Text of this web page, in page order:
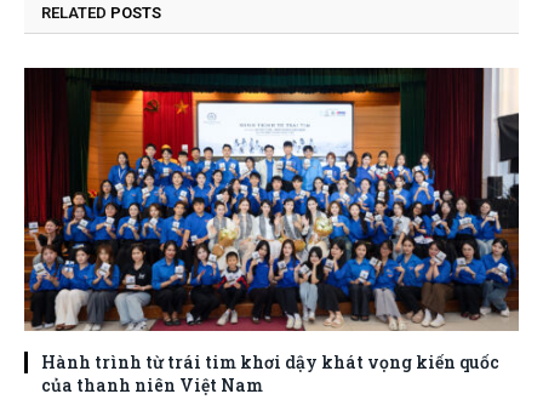
RELATED POSTS
Hành trình từ trái tim khơi dậy khát vọng kiến quốc
của thanh niên Việt Nam